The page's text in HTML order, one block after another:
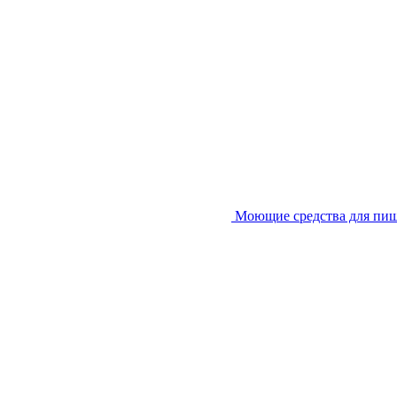
Моющие средства для